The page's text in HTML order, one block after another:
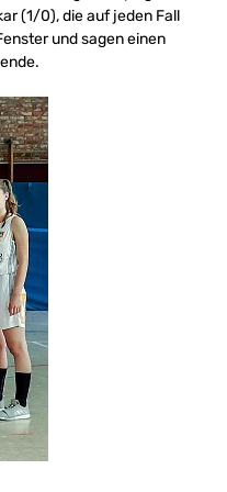
(1/0), die auf jeden Fall
und sagen einen